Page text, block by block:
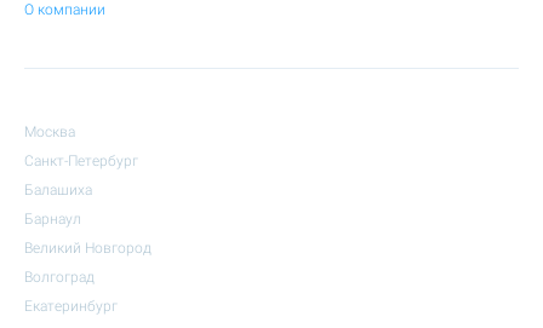
О компании
Москва
Санкт-Петербург
Балашиха
Барнаул
Великий Новгород
Волгоград
Екатеринбург